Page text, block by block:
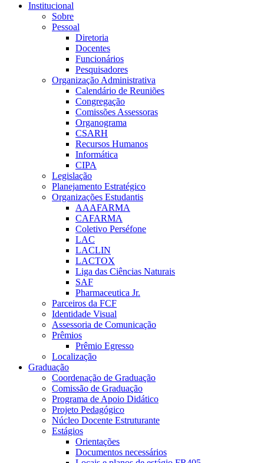
Institucional
Sobre
Pessoal
Diretoria
Docentes
Funcionários
Pesquisadores
Organização Administrativa
Calendário de Reuniões
Congregação
Comissões Assessoras
Organograma
CSARH
Recursos Humanos
Informática
CIPA
Legislação
Planejamento Estratégico
Organizações Estudantis
AAAFARMA
CAFARMA
Coletivo Perséfone
LAC
LACLIN
LACTOX
Liga das Ciências Naturais
SAF
Pharmaceutica Jr.
Parceiros da FCF
Identidade Visual
Assessoria de Comunicação
Prêmios
Prêmio Egresso
Localização
Graduação
Coordenação de Graduação
Comissão de Graduação
Programa de Apoio Didático
Projeto Pedagógico
Núcleo Docente Estruturante
Estágios
Orientações
Documentos necessários